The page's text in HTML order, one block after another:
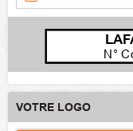
N°
VOTRE LOGO